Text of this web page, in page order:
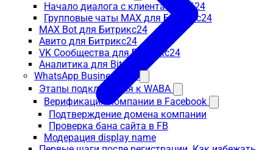
Начало диалога с клиентами в Б24
Групповые чаты MAX для Битрикс24
MAX Bot для Битрикс24
Авито для Битрикс24
VK Сообщества для Битрикс24
Аналитика для Bitrix24
WhatsApp Business API
Этапы подключения к WABA
Верификация компании в Facebook
Подтверждение домена компании
Проверка бана сайта в FB
Модерация display name